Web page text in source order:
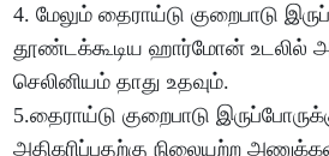
4. மேலும் தைராய்டு குறைபாடு
தூண்டக்கூடிய ஹார்மோன் உடலில்
செலினியம் தாது உதவும்.
5.தைராய்டு குறைபாடு
அதிகரிப்பதற்கு நிலையற்ற